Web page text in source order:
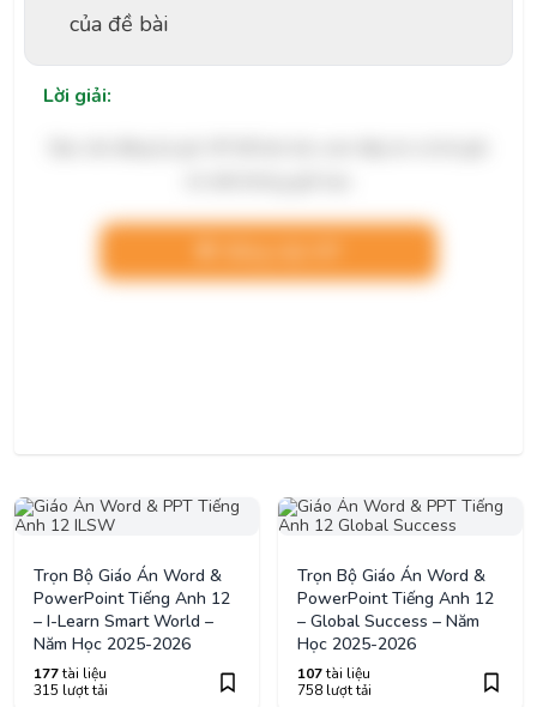
của đề bài
Lời giải:
Trọn Bộ Giáo Án Word &
PowerPoint Tiếng Anh 12
– I-Learn Smart World –
Năm Học 2025-2026
177tài liệu
315 lượt tải
Trọn Bộ Giáo Án Word &
PowerPoint Tiếng Anh 12
– Global Success – Năm
Học 2025-2026
107tài liệu
758 lượt tải